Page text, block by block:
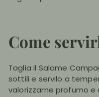
Come
Taglia il Salame
sottili e servilo a
valorizzarne profumo e